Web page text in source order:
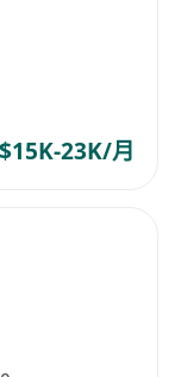
$15K-23K/月